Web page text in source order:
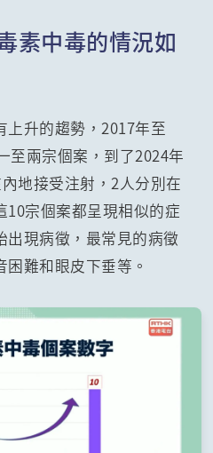
素中毒的情況如
上升的趨勢，2017年至
至兩宗個案，到了2024年
地接受注射，2人分別在
10宗個案都呈現相似的症
出現病徵，最常見的病徵
難和眼皮下垂等。